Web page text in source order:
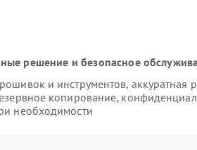
решение и безопасное
и инструментов, аккуратная
копирование,
необходимости